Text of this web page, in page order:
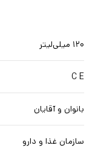
۱۲۰ میلی‌لیتر
C E
بانوان و آقایان
سازمان غذا و دارو